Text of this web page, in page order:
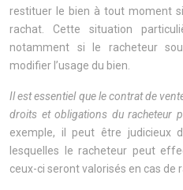
restituer le bien à tout moment
rachat. Cette situation
notamment si le racheteur
modifier l’usage du bien.
Il est essentiel que le contrat de
droits et obligations du racheteur
exemple, il peut être judicieux
lesquelles le racheteur peut
ceux-ci seront valorisés en cas de